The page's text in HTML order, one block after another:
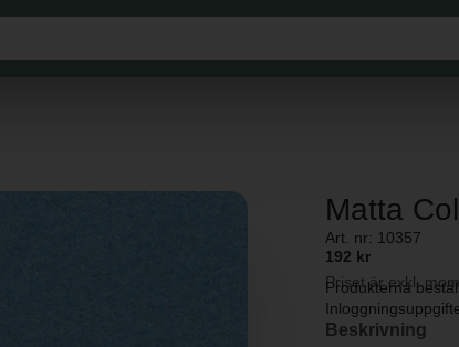
Matta
Art. nr: 10357
192 kr
Priset är exkl.
Produkterna
Beskrivning